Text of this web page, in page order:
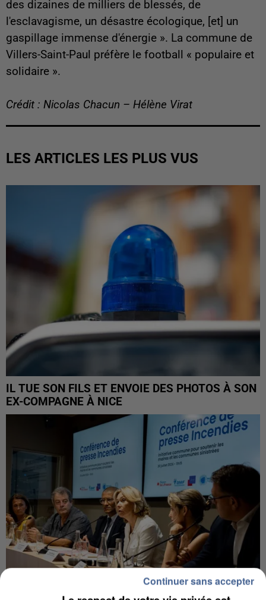
des dizaines de milliers de blessés, de
l'esclavagisme, un désastre écologique, [et] un
gaspillage immense d'énergie ». La commune de
Villers-Saint-Paul préfère le football « populaire et
solidaire ».
Crédit : Nicolas Chacun – Hélène Virat
LES ARTICLES LES PLUS VUS
IL TUE SON FILS ET ENVOIE DES PHOTOS À SON
EX-COMPAGNE À NICE
Continuer sans accepter